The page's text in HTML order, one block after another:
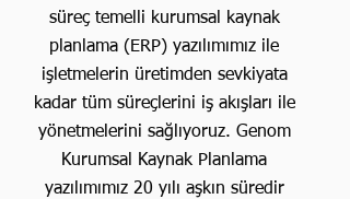
süreç temelli kurumsal kaynak
planlama (ERP) yazılımımız ile
işletmelerin üretimden sevkiyata
kadar tüm süreçlerini iş akışları ile
yönetmelerini sağlıyoruz. Genom
Kurumsal Kaynak Planlama
yazılımımız 20 yılı aşkın süredir